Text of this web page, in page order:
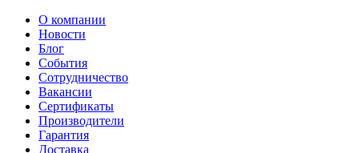
О компании
Новости
Блог
События
Сотрудничество
Вакансии
Сертификаты
Производители
Гарантия
Доставка